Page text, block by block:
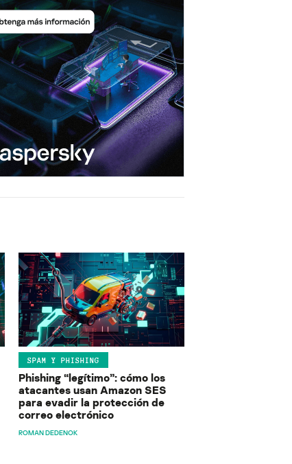
SPAM Y PHISHING
Phishing “legítimo”: cómo los
atacantes usan Amazon SES
para evadir la protección de
correo electrónico
ROMAN DEDENOK